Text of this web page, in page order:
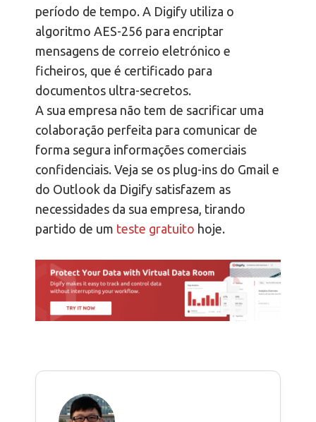
período de tempo. A Digify utiliza o
algoritmo AES-256 para encriptar
mensagens de correio eletrónico e
ficheiros, que é certificado para
documentos ultra-secretos.
A sua empresa não tem de sacrificar uma
colaboração perfeita para comunicar de
forma segura informações comerciais
confidenciais. Veja se os plug-ins do Gmail e
do Outlook da Digify satisfazem as
necessidades da sua empresa, tirando
partido de um teste gratuito hoje.